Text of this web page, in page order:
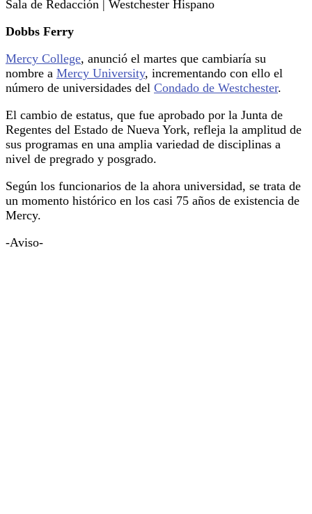
Sala de Redacción | Westchester Hispano
Dobbs Ferry
Mercy College, anunció el martes que cambiaría su
nombre a Mercy University, incrementando con ello el
número de universidades del Condado de Westchester.
El cambio de estatus, que fue aprobado por la Junta de
Regentes del Estado de Nueva York, refleja la amplitud de
sus programas en una amplia variedad de disciplinas a
nivel de pregrado y posgrado.
Según los funcionarios de la ahora universidad, se trata de
un momento histórico en los casi 75 años de existencia de
Mercy.
-Aviso-